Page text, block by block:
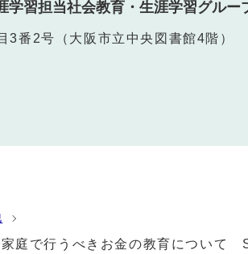
習担当社会教育・生涯学習グルー
番2号（大阪市立中央図書館4階）
家庭で行うべきお金の教育につい